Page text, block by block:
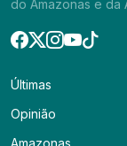
do Amazonas e da
Últimas
Opinião
Amazonas